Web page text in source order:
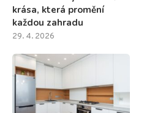
krása, která promění
každou zahradu
29. 4. 2026